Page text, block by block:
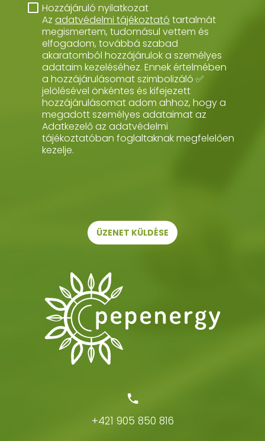
+421 905 850 816
Hozzájáruló nyilatkozat
Az adatvédelmi tájékoztató tartalmát
megismertem, tudomásul vettem és
elfogadom, továbbá szabad
akaratomból hozzájárulok a személyes
adataim kezeléséhez. Ennek értelmében
a hozzájárulásomat szimbolizáló ✅
jelölésével önkéntes és kifejezett
hozzájárulásomat adom ahhoz, hogy a
megadott személyes adataimat az
Adatkezelő az adatvédelmi
tájékoztatóban foglaltaknak megfelelően
kezelje.